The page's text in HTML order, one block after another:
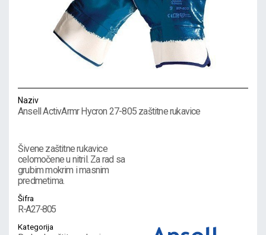
Naziv
Ansell ActivArmr Hycron 27-805 zaštitne rukavice
Šivene zaštitne rukavice
celomočene u nitril. Za rad sa
grubim mokrim i masnim
predmetima.
Šifra
R-A27-805
Kategorija